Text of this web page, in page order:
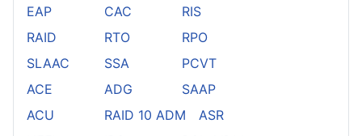
EAP
CAC
RIS
RAID
RTO
RPO
SLAAC
SSA
PCVT
ACE
ADG
SAAP
ACU
RAID 10 ADM
ASR